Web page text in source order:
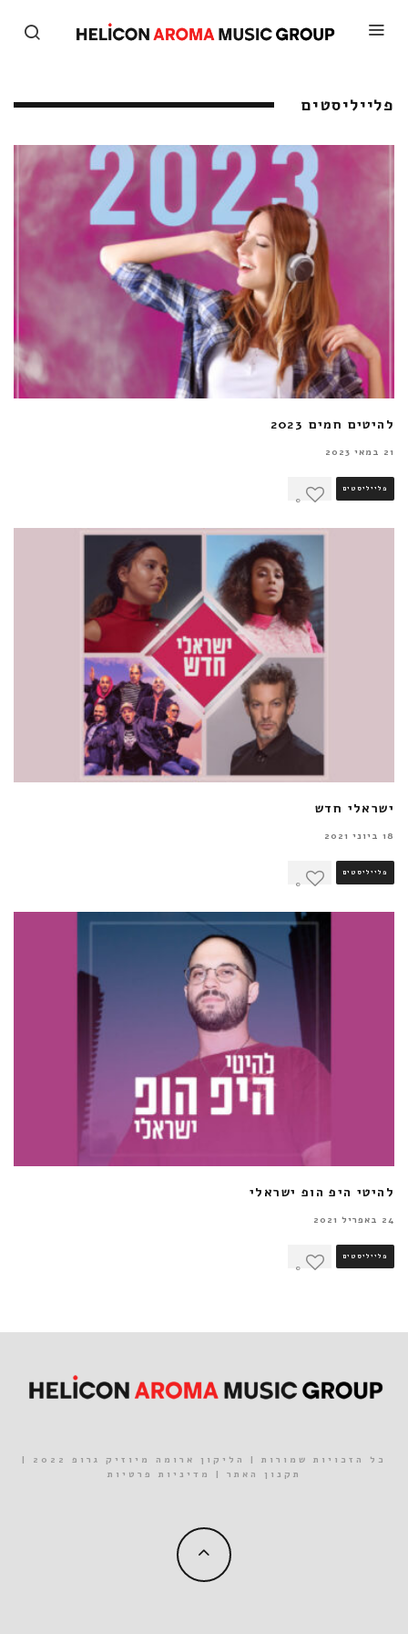
פלייליסטים
להיטים חמים 2023
21 במאי 2023
פלייליסטים
0
ישראלי חדש
18 ביוני 2021
פלייליסטים
0
להיטי היפ הופ ישראלי
24 באפריל 2021
פלייליסטים
0
כל הזכויות שמורות | הליקון ארומה מיוזיק גרופ 2022 |
תקנון האתר | מדיניות פרטיות